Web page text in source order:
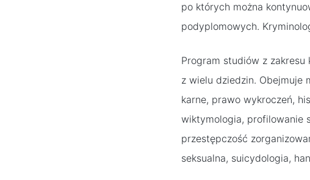
po których można
podyplomowych.
Program studiów z
z wielu dziedzin. Obejmuje
karne, prawo wykroczeń,
wiktymologia, profilowanie
przestępczość
seksualna, suicydologia,